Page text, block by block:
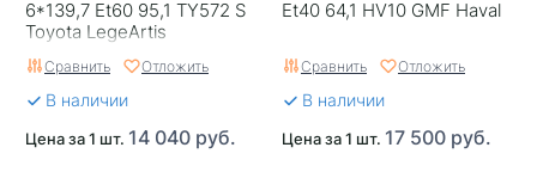
Цвет
Категория
Легковые
Страна изготовителя
6*139,7 Et60 95,1 TY572 S
Toyota LegeArtis
Сравнить Отложить
В наличии
Цена за 1 шт. 14 040 руб.
Et40 64,1 HV10 GMF Haval
Сравнить Отложить
В наличии
Цена за 1 шт. 17 500 руб.